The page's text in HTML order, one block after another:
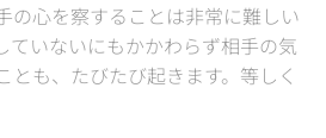
の心を察することは非常に難しい
ていないにもかかわらず相手の気
も、たびたび起きます。等しく